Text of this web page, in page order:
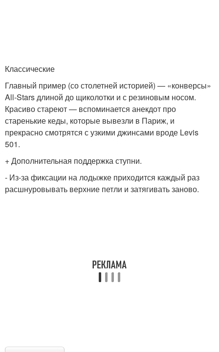
Классические
Главный пример (со столетней историей) — «конверсы»
All-Stars длиной до щиколотки и с резиновым носом.
Красиво стареют — вспоминается анекдот про
старенькие кеды, которые вывезли в Париж, и
прекрасно смотрятся с узкими джинсами вроде Levis
501.
+ Дополнительная поддержка ступни.
- Из-за фиксации на лодыжке приходится каждый раз
расшнуровывать верхние петли и затягивать заново.